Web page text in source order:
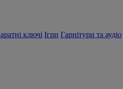
ключі Ігри Гарнітури та аудіо